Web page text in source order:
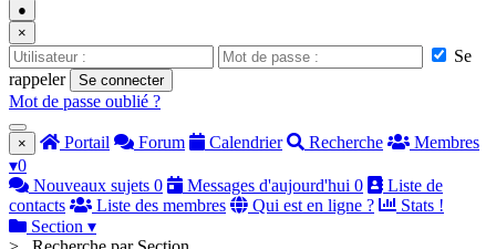
●
×
Se
rappeler
Se connecter
Mot de passe oublié ?
× Portail Forum Calendrier Recherche
Membres
▾0
Nouveaux sujets 0 Messages d'aujourd'hui 0
Liste de
contacts
Liste des membres Qui est en ligne ?
Stats !
Section ▾